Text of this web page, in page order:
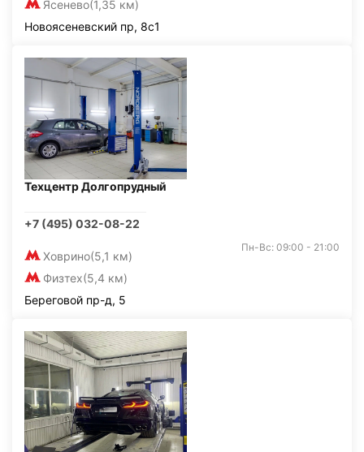
Ясенево(1,35 км)
Новоясеневский пр, 8с1
Техцентр Долгопрудный
+7 (495) 032-08-22
Ховрино(5,1 км)
Физтех(5,4 км)
Пн-Вс: 09:00 - 21:00
Береговой пр-д, 5